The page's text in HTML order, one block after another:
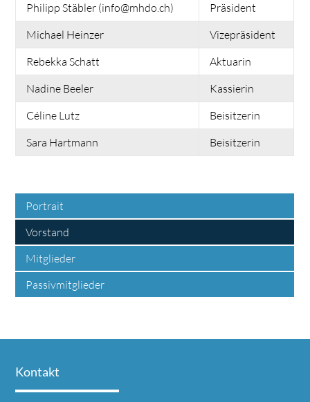
Philipp Stäbler (info@mhdo.ch)
Präsident
Michael Heinzer
Vizepräsident
Rebekka Schatt
Aktuarin
Nadine Beeler
Kassierin
Céline Lutz
Beisitzerin
Sara Hartmann
Beisitzerin
Portrait
Vorstand
Mitglieder
Passivmitglieder
Kontakt